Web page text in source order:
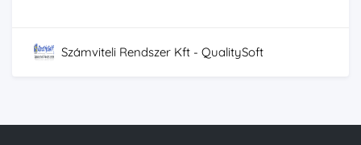
Számviteli Rendszer Kft - QualitySoft